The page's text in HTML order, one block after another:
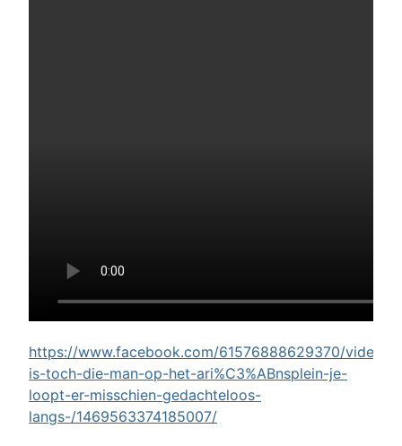
https://www.facebook.com/61576888629370/videos/
is-toch-die-man-op-het-ari%C3%ABnsplein-je-
loopt-er-misschien-gedachteloos-
langs-/1469563374185007/